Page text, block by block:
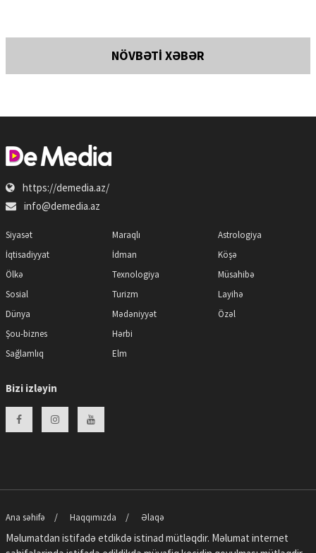
NÖVBƏTİ XƏBƏR
https://demedia.az/
info@demedia.az
Siyasət
İqtisadiyyat
Ölkə
Sosial
Dünya
Şou-biznes
Sağlamlıq
Maraqlı
İdman
Texnologiya
Turizm
Mədəniyyət
Hərbi
Elm
Astrologiya
Köşə
Müsahibə
Layihə
Özəl
Bizi izləyin
Ana səhifə Haqqımızda Əlaqə
Məlumatdan istifadə etdikdə istinad mütləqdir. Məlumat internet